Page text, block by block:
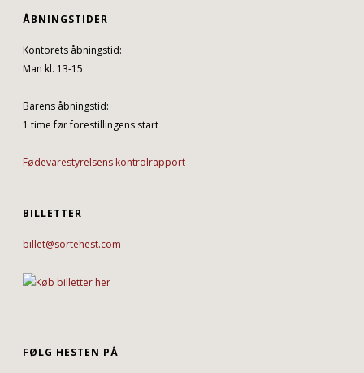
ÅBNINGSTIDER
Kontorets åbningstid:
Man kl. 13-15
Barens åbningstid:
1 time før forestillingens start
Fødevarestyrelsens kontrolrapport
BILLETTER
billet@sortehest.com
FØLG HESTEN PÅ